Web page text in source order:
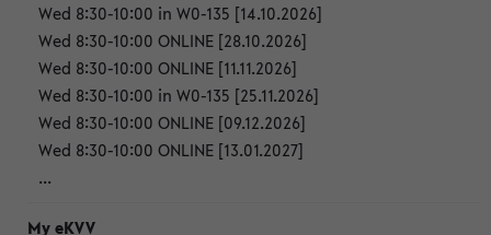
Wed 8:30-10:00 in W0-135 [14.10.2026]
Wed 8:30-10:00 ONLINE [28.10.2026]
Wed 8:30-10:00 ONLINE [11.11.2026]
Wed 8:30-10:00 in W0-135 [25.11.2026]
Wed 8:30-10:00 ONLINE [09.12.2026]
Wed 8:30-10:00 ONLINE [13.01.2027]
...